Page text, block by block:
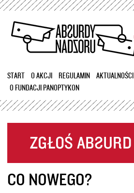
Przejdź
treści
START O AKCJI REGULAMIN
AKTUALNOŚCI
O FUNDACJI PANOPTYKON
CO NOWEGO?